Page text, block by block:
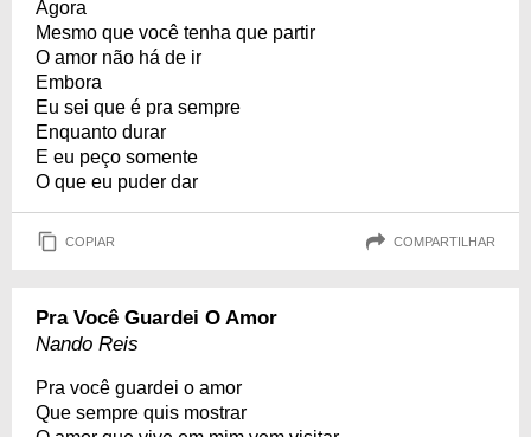
Agora
Mesmo que você tenha que partir
O amor não há de ir
Embora
Eu sei que é pra sempre
Enquanto durar
E eu peço somente
O que eu puder dar
COPIAR COMPARTILHAR
Pra Você Guardei O Amor
Nando Reis
Pra você guardei o amor
Que sempre quis mostrar